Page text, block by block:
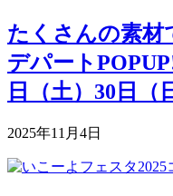
たくさんの素材
デパート
日（土）30日（
2025年11月4日